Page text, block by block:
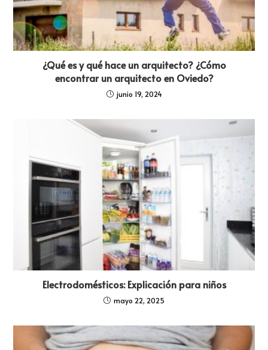
¿Qué es y qué hace un arquitecto? ¿Cómo
encontrar un arquitecto en Oviedo?
junio 19, 2024
Electrodomésticos: Explicación para niños
mayo 22, 2025